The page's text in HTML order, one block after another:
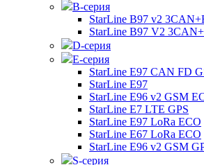
B-серия
StarLine B97 v2
StarLine B97 V2
D-серия
E-серия
StarLine E97 CAN FD
StarLine E97
StarLine E96 v2 GSM
StarLine E7 LTE GPS
StarLine E97 LoRa ECO
StarLine E67 LoRa ECO
StarLine E96 v2 GSM
S-серия